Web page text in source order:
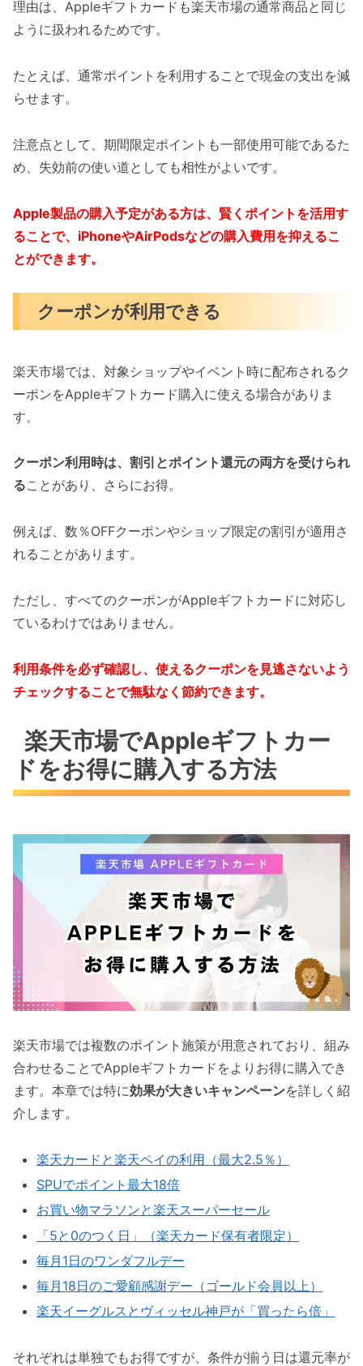
理由は、Appleギフトカードも楽天市場の通常商品と同じ
ように扱われるためです。
たとえば、通常ポイントを利用することで現金の支出を減
らせます。
注意点として、期間限定ポイントも一部使用可能であるた
め、失効前の使い道としても相性がよいです。
Apple製品の購入予定がある方は、賢くポイントを活用す
ることで、iPhoneやAirPodsなどの購入費用を抑えるこ
とができます。
クーポンが利用できる
楽天市場では、対象ショップやイベント時に配布されるク
ーポンをAppleギフトカード購入に使える場合がありま
す。
クーポン利用時は、割引とポイント還元の両方を受けられ
ることがあり、さらにお得。
例えば、数％OFFクーポンやショップ限定の割引が適用さ
れることがあります。
ただし、すべてのクーポンがAppleギフトカードに対応し
ているわけではありません。
利用条件を必ず確認し、使えるクーポンを見逃さないよう
チェックすることで無駄なく節約できます。
楽天市場でAppleギフトカー
ドをお得に購入する方法
楽天市場では複数のポイント施策が用意されており、組み
合わせることでAppleギフトカードをよりお得に購入でき
ます。本章では特に効果が大きいキャンペーンを詳しく紹
介します。
楽天カードと楽天ペイの利用（最大2.5％）
SPUでポイント最大18倍
お買い物マラソンと楽天スーパーセール
「5と0のつく日」（楽天カード保有者限定）
毎月1日のワンダフルデー
毎月18日のご愛顧感謝デー（ゴールド会員以上）
楽天イーグルスとヴィッセル神戸が「買ったら倍」
それぞれは単独でもお得ですが、条件が揃う日は還元率が